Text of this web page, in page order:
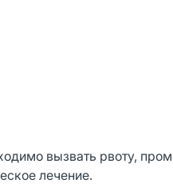
вызвать рвоту,
лечение.